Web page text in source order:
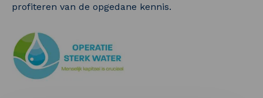
profiteren van de opgedane kennis.